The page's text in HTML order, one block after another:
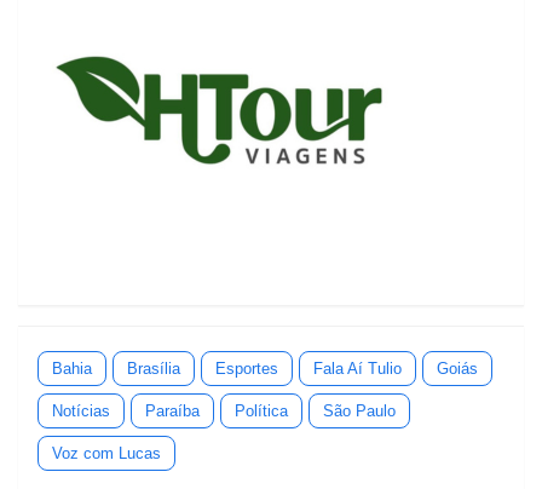
Bahia Brasília Esportes Fala Aí Tulio Goiás
Notícias Paraíba Política São Paulo
Voz com Lucas